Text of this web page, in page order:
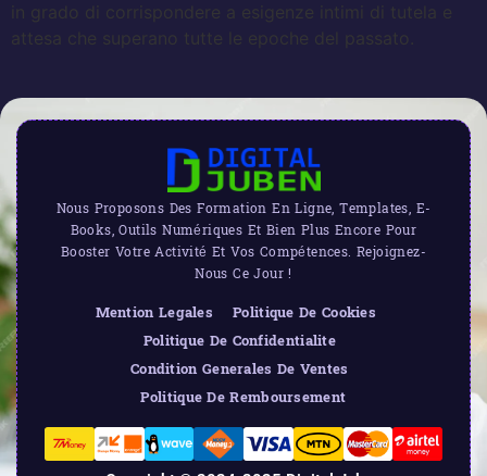
in grado di corrispondere a esigenze intimi di tutela e
attesa che superano tutte le epoche del passato.
Nous Proposons Des Formation En Ligne, Templates, E-
Books, Outils Numériques Et Bien Plus Encore Pour
Booster Votre Activité Et Vos Compétences. Rejoignez-
Nous Ce Jour !
Mention Legales
Politique De Cookies
Politique De Confidentialite
Condition Generales De Ventes
Politique De Remboursement